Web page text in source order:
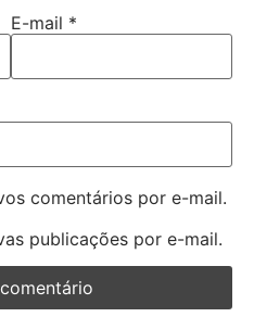
E-mail *
comentários por e-mail.
publicações por e-mail.